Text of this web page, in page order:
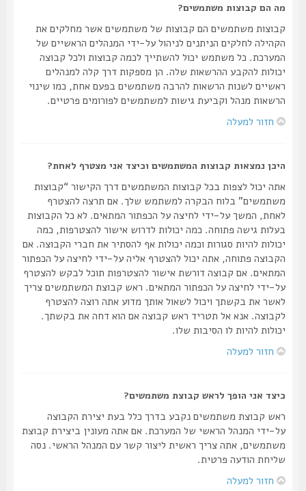
מה הם קבוצות משתמשים?
קבוצות משתמשים הם קבוצות של משתמשים אשר מחלקים את
הקהילה לחלקים הניתנים לניהול על-ידי המנהלים הראשיים של
המערכת. כל משתמש יכול להשתייך לכמה קבוצות ולכל קבוצה
יכולות להקבע ההרשאות שלה. הן מספקות דרך קלה למנהלים
ראשיים לשנות הרשאות להרבה משתמשים בפעם אחת, כמו שינוי
הרשאות מנהל וקביעת גישות למשתמשים לפורומים פרטיים.
חזור למעלה
היכן נמצאות קבוצות המשתמשים וכיצד אני מצטרף לאחת?
אתה יכול לצפות בכל קבוצות המשתמשים דרך הקישור “קבוצות
משתמשים” בלוח הבקרה למשתמש שלך. אם תרצה להצטרף
לאחת, המשך על-ידי לחיצה על הכפתור המתאים. לא כל הקבוצות
בעלות גישה פתוחה. כמה יכולות לדרוש אישור להצטרפות, כמה
יכולות להיות סגורות וכמה יכולות אף להסתיר את חברי הקבוצה. אם
הקבוצה פתוחה, אתה יכול להצטרף אליה על-ידי לחיצה על הכפתור
המתאים. אם קבוצה דורשת אישור להצטרפות תוכל לבקש להצטרף
על-ידי לחיצה על הכפתור המתאים. ראש קבוצת המשתמשים צריך
לאשר את בקשתך ויכול לשאול אותך מדוע אתה רוצה להצטרף
לקבוצה. אנא אל תטריד ראש קבוצה אם הוא דחה את בקשתך.
יכולות להיות לו הסיבות שלו.
חזור למעלה
כיצד אני הופך לראש קבוצת משתמשים?
ראש קבוצת משתמשים נקבע בדרך כלל בעת יצירת הקבוצה
על-ידי המנהל הראשי של המערכת. אם אתה מעונין ביצירת קבוצת
משתמשים, אתה צריך ראשית ליצור קשר עם המנהל הראשי. נסה
שליחת הודעה פרטית.
חזור למעלה